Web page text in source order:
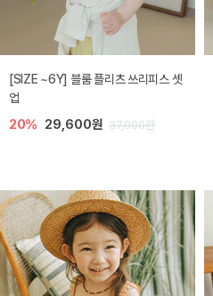
[SIZE ~6Y] 블룸 플리츠 쓰리피스 셋
업
20% 29,600원 37,000원